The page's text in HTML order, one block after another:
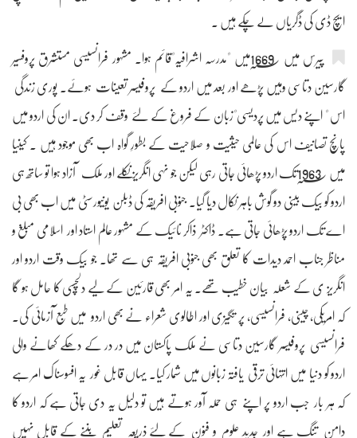
ایچ ڈی کی ڈگریاں لے چکے ہیں ۔
پیرس میں 1669؁میں "مدرسہ اشرافیہ"قائم ہوا۔ مشہور فرانسیسی مستشرق پروفسیر
گارسین دتاسی وہیں پڑھے اور بعد میں اردو کے پروفیسر تعینات ہوئے۔ پوری زندگی
اس " اپنے دیس میں پردیسی"زبان کے فروغ کے لئے وقف کر دی۔ ان کی اردو میں
پانچ تصانیف اس کی عالمی حیثیت و صلاحیت کے بطورِ گواہ اب بھی موجود ہیں ۔ کینیا
میں 1963؁تک اردو پڑھائی جاتی رہی لیکن جو نہی انگریز نکلے اور ملک آزاد ہوا تو ساتھ ہی
اردو کو بیک بینی دو گوش باہر نکال دیا گیا۔ جنوبی افریقہ کی ڈبلن یونیورسٹی میں اب بھی بی
اے تک اردو پڑھائی جاتی ہے۔ ڈاکٹر ذاکر نائیک کے مشہور عالم استاد اور اسلامی مبلغ و
مناظر جناب احمد دیدات کا تعلق بھی جنوبی افریقہ ہی سے تھا۔ جو بیک وقت اردو اور
انگریز ی کے شعلہ بیان خطیب تھے۔ یہ امر بھی قارئین کے لیے دلچسپی کا حامل ہو گا
کہ امریکی، چینی، فرانسیسی، پر تگیزی اور اطالوی شعراء نے بھی اردو میں طبع آزمائی کی۔
فرانسیسی پروفیسر گارسین دتاسی نے ملک پاکستان میں در در کے دھکے کھانے والی
اردو کو دنیا میں انتہائی ترقی یافتہ زبانوں میں شمار کیا۔ یہاں قابل غور یہ افسوسناک امر ہے
کہ ہر بار جب اردو پر اپنے ہی حملہ آور ہوتے ہیں تو دلیل یہ دی جاتی ہے کہ اردو کا
دامن تنگ ہے اور جدید علوم و فنون کے لئے ذریعہ تعلیم بننے کے قابل نہیں